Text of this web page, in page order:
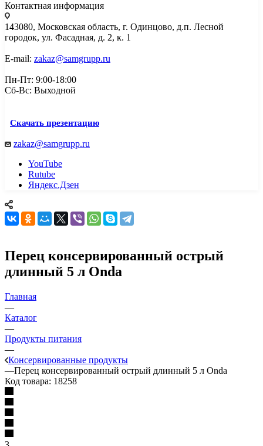
Контактная информация
143080, Mосковская область, г. Одинцово, д.п. Лесной
городок, ул. Фасадная, д. 2, к. 1
E-mail: zakaz@samgrupp.ru
Пн-Пт: 9:00-18:00
Сб-Вс: Выходной
Скачать презентацию
zakaz@samgrupp.ru
YouTube
Rutube
Яндекс.Дзен
Перец консервированный острый
длинный 5 л Onda
Главная
—
Каталог
—
Продукты питания
—
Консервированные продукты
—Перец консервированный острый длинный 5 л Onda
Код товара: 18258